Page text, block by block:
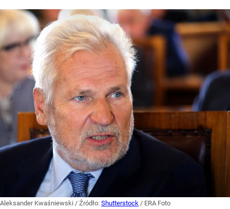
Aleksander Kwaśniewski / Źródło: Shutterstock / ERA Foto